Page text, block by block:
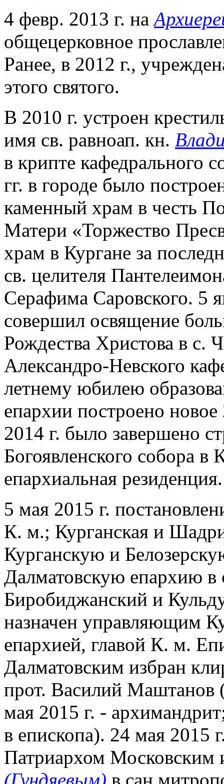
4 февр. 2013 г. на
общецерковное
Ранее, в 2012 г.,
этого святого.
В 2010 г. устроен
имя св. равноап. кн.
в крипте кафедрального
гг. в городе было
каменный храм в честь
Матери «Торжество
храм в Кургане за
св. целителя
Серафима Саровского. 5
совершил освящение
Рождества Христова в с.
Александро-Невского
летнему юбилею
епархии построено
2014 г. было завершено
Богоявленского собора в
епархиальная резиденция.
5 мая 2015 г.
К. м.; Курганская и
Курганскую и
Далматовскую епархию
Биробиджанский и
назначен управляющим
епархией, главой К. м.
Далматовским избран
прот. Василий Маштанов
мая 2015 г. -
в епископа). 24 мая 2015
Патриархом Московским